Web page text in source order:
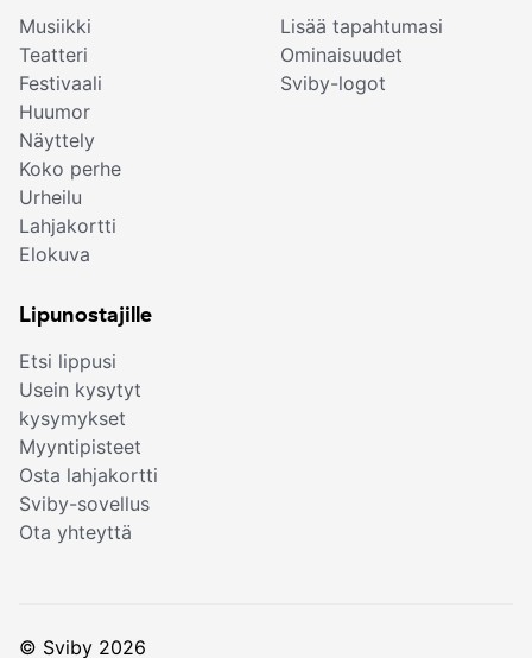
Musiikki
Teatteri
Festivaali
Huumor
Näyttely
Koko perhe
Urheilu
Lahjakortti
Elokuva
Lisää tapahtumasi
Ominaisuudet
Sviby-logot
Lipunostajille
Etsi lippusi
Usein kysytyt
kysymykset
Myyntipisteet
Osta lahjakortti
Sviby-sovellus
Ota yhteyttä
© Sviby 2026